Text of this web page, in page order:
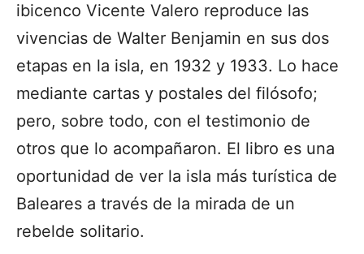
ibicenco Vicente Valero reproduce las
vivencias de Walter Benjamin en sus dos
etapas en la isla, en 1932 y 1933. Lo hace
mediante cartas y postales del filósofo;
pero, sobre todo, con el testimonio de
otros que lo acompañaron. El libro es una
oportunidad de ver la isla más turística de
Baleares a través de la mirada de un
rebelde solitario.